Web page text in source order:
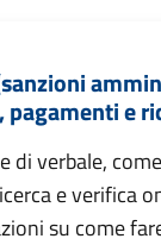
pagamenti e
di verbale,
e verifica
su come